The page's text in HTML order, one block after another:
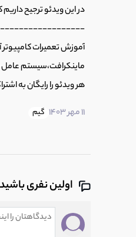
در این ویدئو ترجیح
آموزش تعمیرات
ماینکرافت،سیستم
هر ویدئو را رایگان به
11 مهر 1403
گیم
اولین نفری